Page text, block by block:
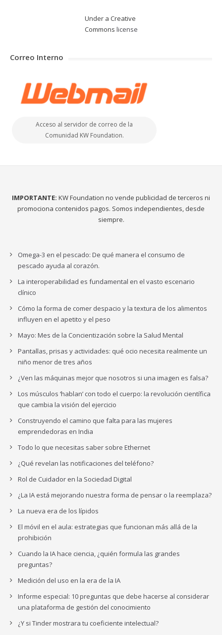
Under a Creative
Commons license
Correo Interno
Acceso al servidor de correo de la
Comunidad KW Foundation.
IMPORTANTE: KW Foundation no vende publicidad de terceros ni
promociona contenidos pagos. Somos independientes, desde
siempre.
Omega-3 en el pescado: De qué manera el consumo de
pescado ayuda al corazón.
La interoperabilidad es fundamental en el vasto escenario
clínico
Cómo la forma de comer despacio y la textura de los alimentos
influyen en el apetito y el peso
Mayo: Mes de la Concientización sobre la Salud Mental
Pantallas, prisas y actividades: qué ocio necesita realmente un
niño menor de tres años
¿Ven las máquinas mejor que nosotros si una imagen es falsa?
Los músculos ‘hablan’ con todo el cuerpo: la revolución científica
que cambia la visión del ejercicio
Construyendo el camino que falta para las mujeres
emprendedoras en India
Todo lo que necesitas saber sobre Ethernet
¿Qué revelan las notificaciones del teléfono?
Rol de Cuidador en la Sociedad Digital
¿La IA está mejorando nuestra forma de pensar o la reemplaza?
La nueva era de los lípidos
El móvil en el aula: estrategias que funcionan más allá de la
prohibición
Cuando la IA hace ciencia, ¿quién formula las grandes
preguntas?
Medición del uso en la era de la IA
Informe especial: 10 preguntas que debe hacerse al considerar
una plataforma de gestión del conocimiento
¿Y si Tinder mostrara tu coeficiente intelectual?